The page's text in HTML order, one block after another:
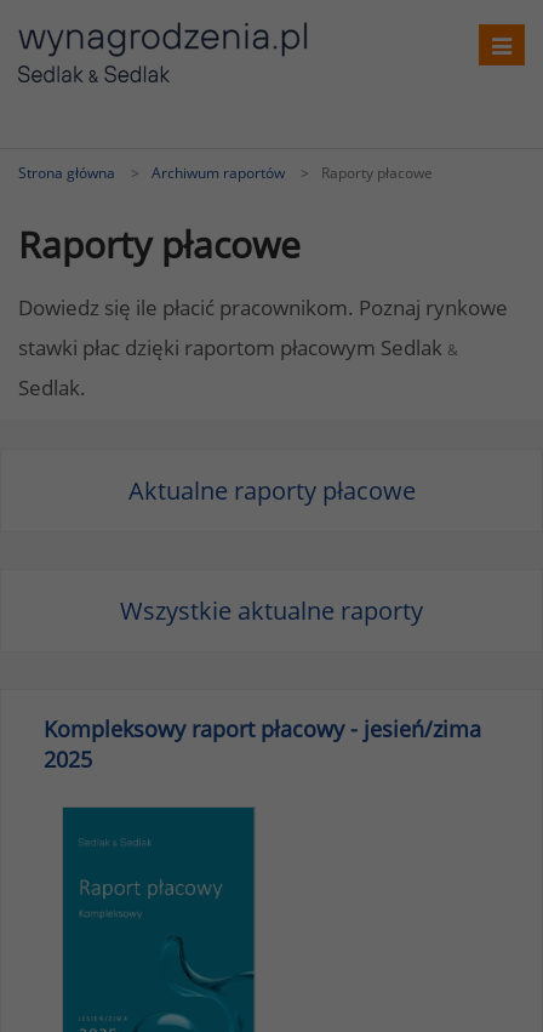
Strona główna Archiwum raportów Raporty płacowe
Raporty płacowe
Dowiedz się ile płacić pracownikom. Poznaj rynkowe
stawki płac dzięki raportom płacowym Sedlak &
Sedlak.
Aktualne raporty płacowe
Wszystkie aktualne raporty
Kompleksowy raport płacowy - jesień/zima
2025